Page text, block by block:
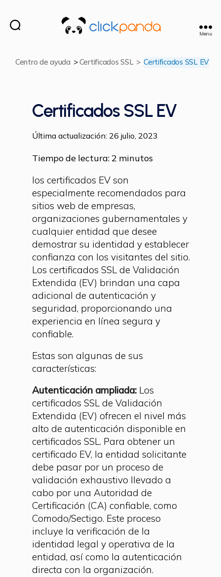
Menu
Centro de ayuda >Certificados SSL > Certificados SSL EV
Certificados SSL EV
Última actualización: 26 julio, 2023
Tiempo de lectura:2 minutos
los certificados EV son
especialmente recomendados para
sitios web de empresas,
organizaciones gubernamentales y
cualquier entidad que desee
demostrar su identidad y establecer
confianza con los visitantes del sitio.
Los certificados SSL de Validación
Extendida (EV) brindan una capa
adicional de autenticación y
seguridad, proporcionando una
experiencia en línea segura y
confiable.
Estas son algunas de sus
características:
Autenticación ampliada: Los
certificados SSL de Validación
Extendida (EV) ofrecen el nivel más
alto de autenticación disponible en
certificados SSL. Para obtener un
certificado EV, la entidad solicitante
debe pasar por un proceso de
validación exhaustivo llevado a
cabo por una Autoridad de
Certificación (CA) confiable, como
Comodo/Sectigo. Este proceso
incluye la verificación de la
identidad legal y operativa de la
entidad, así como la autenticación
directa con la organización.